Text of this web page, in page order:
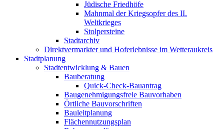
Jüdische Friedhöfe
Mahnmal der Kriegsopfer des II.
Weltkrieges
Stolpersteine
Stadtarchiv
Direktvermarkter und Hoferlebnisse im Wetteraukreis
Stadtplanung
Stadtentwicklung & Bauen
Bauberatung
Quick-Check-Bauantrag
Baugenehmigungsfreie Bauvorhaben
Örtliche Bauvorschriften
Bauleitplanung
Flächennutzungsplan